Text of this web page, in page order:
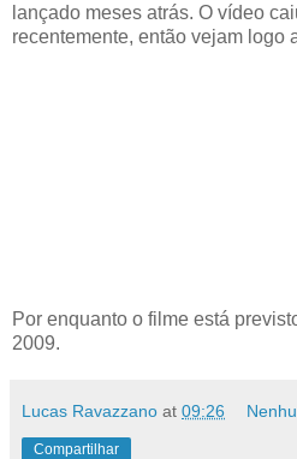
lançado meses atrás. O vídeo
recentemente, então vejam logo
Por enquanto o filme está
2009.
Lucas Ravazzano at 09:26
Compartilhar